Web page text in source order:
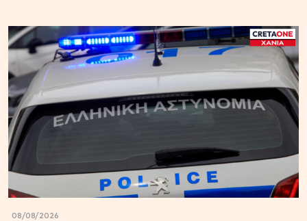
08/08/2026